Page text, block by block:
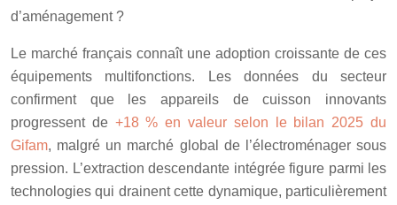
d’aménagement ?
Le marché français connaît une adoption croissante de ces
équipements multifonctions. Les données du secteur
confirment que les appareils de cuisson innovants
progressent de +18 % en valeur selon le bilan 2025 du
Gifam, malgré un marché global de l’électroménager sous
pression. L’extraction descendante intégrée figure parmi les
technologies qui drainent cette dynamique, particulièrement